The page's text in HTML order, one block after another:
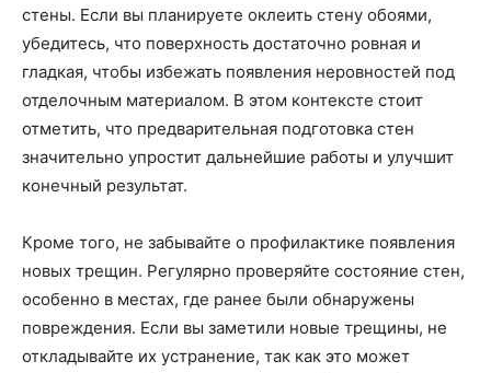
стены. Если вы планируете оклеить стену обоями,
убедитесь, что поверхность достаточно ровная и
гладкая, чтобы избежать появления неровностей под
отделочным материалом. В этом контексте стоит
отметить, что предварительная подготовка стен
значительно упростит дальнейшие работы и улучшит
конечный результат.
Кроме того, не забывайте о профилактике появления
новых трещин. Регулярно проверяйте состояние стен,
особенно в местах, где ранее были обнаружены
повреждения. Если вы заметили новые трещины, не
откладывайте их устранение, так как это может